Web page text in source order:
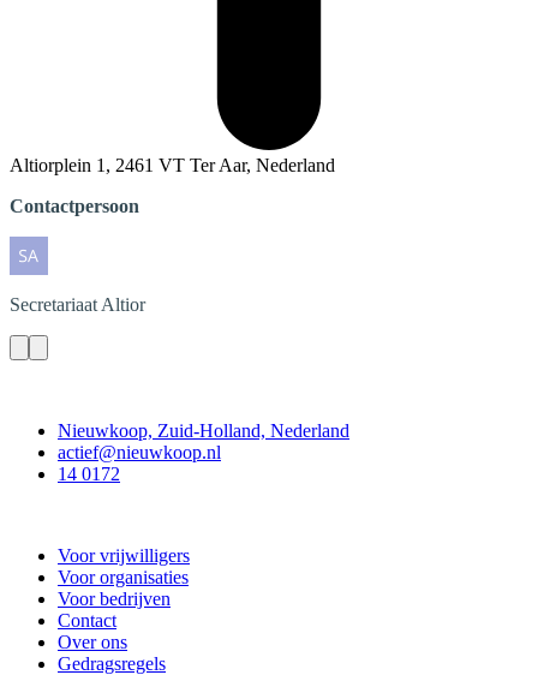
Altiorplein 1, 2461 VT Ter Aar, Nederland
Contactpersoon
Secretariaat Altior
Nieuwkoop, Zuid-Holland, Nederland
actief@nieuwkoop.nl
14 0172
Voor vrijwilligers
Voor organisaties
Voor bedrijven
Contact
Over ons
Gedragsregels